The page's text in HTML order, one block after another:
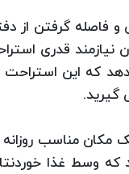
فاصله گرفتن از
نیازمند قدری
که این استراحت
گیرید.
مناسب روزانه
وسط غذا